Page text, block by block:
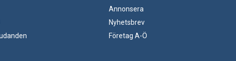
Annonsera
Nyhetsbrev
Företag A-Ö